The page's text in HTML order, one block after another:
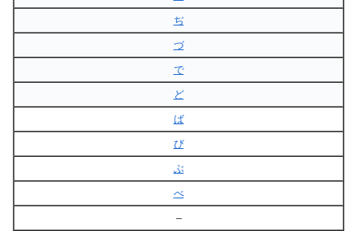
ぢ
づ
で
ど
ば
び
ぶ
べ
–